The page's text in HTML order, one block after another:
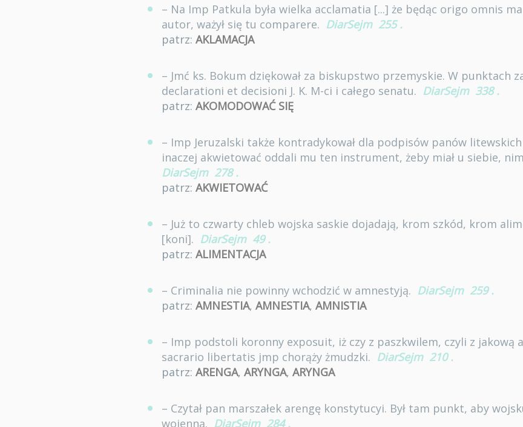
– Na Imp Patkula była wielka acclamatia [...] że będąc origo omnis
autor, ważył się tu comparere. DiarSejm 255 .
patrz: AKLAMACJA
– Jmć ks. Bokum dziękował za biskupstwo przemyskie. W punktach
declarationi et decisioni J. K. M-ci i całego senatu. DiarSejm 338 .
patrz: AKOMODOWAĆ SIĘ
– Imp Jeruzalski także kontradykował dla podpisów panów
inaczej akwietować oddali mu ten instrument, żeby miał u siebie,
DiarSejm 278 .
patrz: AKWIETOWAĆ
– Już to czwarty chleb wojska saskie dojadają, krom szkód, krom
[koni]. DiarSejm 49 .
patrz: ALIMENTACJA
– Criminalia nie powinny wchodzić w amnestyją. DiarSejm 259 .
patrz: AMNESTIA, AMNESTIA, AMNISTIA
– Imp podstoli koronny exposuit, iż czy z paszkwilem, czyli z jakową
sacrario libertatis jmp chorąży żmudzki. DiarSejm 210 .
patrz: ARENGA, ARYNGA, ARYNGA
– Czytał pan marszałek arengę konstytucyi. Był tam punkt, aby
wojenną. DiarSejm 284 .